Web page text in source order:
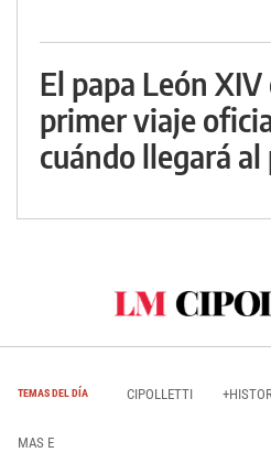
El papa León
primer viaje
cuándo llegará al
TEMAS DEL DÍA CIPOLLETTI
MAS E